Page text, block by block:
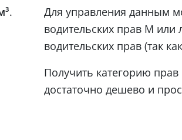
.
Для управления данным
водительских прав М или
водительских прав (так
Получить категорию
достаточно дешево и